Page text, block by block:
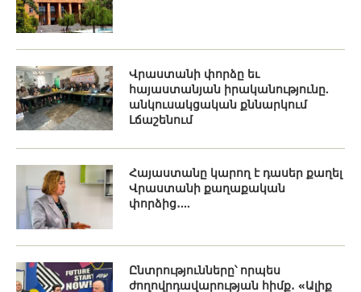
Վրաստանի փորձը եւ
հայաստանյան իրականությունը.
անկուսակցական քննարկում
Լճաշենում
Հայաստանը կարող է դասեր քաղել
Վրաստանի քաղաքական
փորձից․...
Ընտրությունները՝ որպես
ժողովրդավարության հիմք․ «Ալիք